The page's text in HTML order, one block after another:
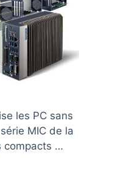
les PC sans
MIC de la
compacts …